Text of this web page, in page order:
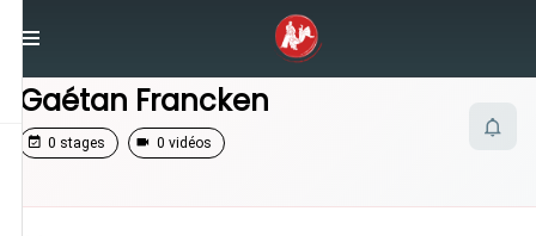
Gaétan Francken
Gaétan Francken
0 stages 0 vidéos